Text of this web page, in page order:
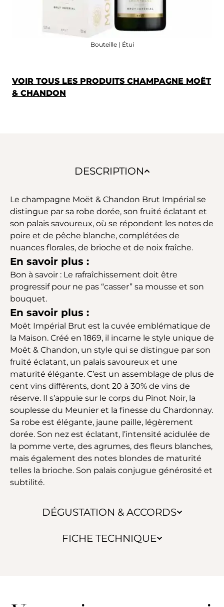
Bouteille | Étui
VOIR TOUS LES PRODUITS CHAMPAGNE MOËT
& CHANDON
DESCRIPTION
DÉGUSTATION & ACCORDS
FICHE TECHNIQUE
Le champagne Moët & Chandon Brut Impérial se
distingue par sa robe dorée, son fruité éclatant et
son palais savoureux, où se répondent les notes de
poire et de pêche blanche, complétées de
nuances florales, de brioche et de noix fraîche.
En savoir plus :
Bon à savoir : Le rafraîchissement doit être
progressif pour ne pas “casser” sa mousse et son
bouquet.
En savoir plus :
Moët Impérial Brut est la cuvée emblématique de
la Maison. Créé en 1869, il incarne le style unique de
Moët & Chandon, un style qui se distingue par son
fruité éclatant, un palais savoureux et une
maturité élégante. C’est un assemblage de plus de
cent vins différents, dont 20 à 30% de vins de
réserve. Il s’appuie sur le corps du Pinot Noir, la
souplesse du Meunier et la finesse du Chardonnay.
Sa robe est élégante, jaune paille, légèrement
dorée. Son nez est éclatant, l’intensité acidulée de
la pomme verte, des agrumes, des fleurs blanches,
mais également des notes blondes de maturité
telles la brioche. Son palais conjugue générosité et
subtilité.